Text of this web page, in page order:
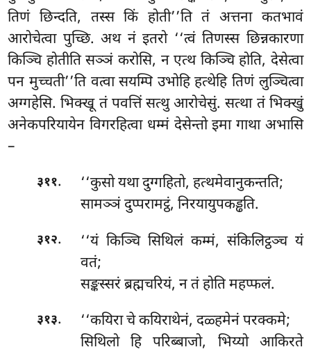
तिणं छिन्दति, तस्स किं होती’’ति तं अत्तना कतभावं
आरोचेत्वा पुच्छि. अथ नं इतरो ‘‘त्वंतिणस्स छिन्नकारणा
किञ्चि होतीति सञ्ञं करोसि, न एत्थ किञ्चि होति, देसेत्वा
पन मुच्चती’’ति वत्वा सयम्पि उभोहि हत्थेहि तिणं लुञ्चित्वा
अग्गहेसि. भिक्खू तं पवत्तिं सत्थु आरोचेसुं. सत्था तं भिक्खुं
अनेकपरियायेन विगरहित्वा धम्मं देसेन्तो इमा गाथा अभासि
–
३११.
‘‘कुसो यथा दुग्गहितो, हत्थमेवानुकन्तति;
सामञ्ञं दुप्परामट्ठं, निरयायुपकड्ढति.
३१२.
‘‘यं किञ्चि सिथिलं कम्मं, संकिलिट्ठञ्च यं
वतं;
सङ्कस्सरं ब्रह्मचरियं, न तं होति महप्फलं.
३१३. ‘‘कयिराचे कयिराथेनं, दळ्हमेनं परक्कमे;
सिथिलो हि परिब्बाजो, भिय्यो आकिरते